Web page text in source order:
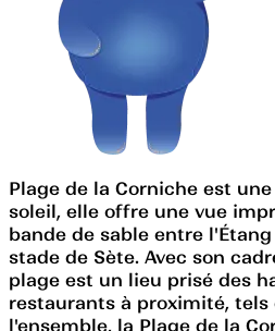
Plage de la Corniche est
soleil, elle offre une vue
bande de sable entre
stade de Sète. Avec son
plage est un lieu prisé des
restaurants à proximité,
l'ensemble, la Plage de la